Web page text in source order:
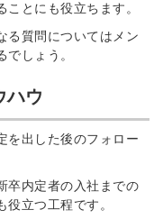
とにも役立ちます。
る質問についてはメン
しょう。
ハウ
を出した後のフォロー
卒内定者の入社までの
立つ工程です。